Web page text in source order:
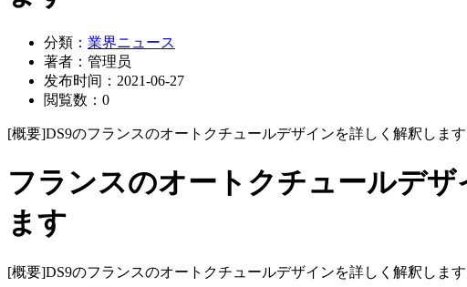
分類： 業界ニュース
著者： 管理员
发布时间： 2021-06-27
閲覧数： 0
[概要]DS9のフランスのオートクチュールデザインを詳しく解釈します
フランスのオートクチュールデ
ます
[概要]DS9のフランスのオートクチュールデザインを詳しく解釈します